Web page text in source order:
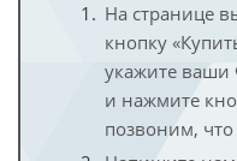
На странице
кнопку
укажите
и нажмите
позвоним,